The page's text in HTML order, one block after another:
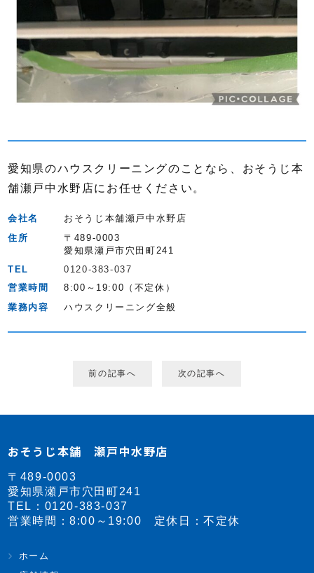
愛知県のハウスクリーニングのことなら、おそうじ本
舗瀬戸中水野店にお任せください。
会社名
おそうじ本舗瀬戸中水野店
住所
〒489-0003
愛知県瀬戸市穴田町241
TEL
0120-383-037
営業時間
8:00～19:00（不定休）
業務内容
ハウスクリーニング全般
前の記事へ 次の記事へ
おそうじ本舗 瀬戸中水野店
〒489-0003
愛知県瀬戸市穴田町241
TEL： 0120-383-037
営業時間：8:00～19:00 定休日：不定休
ホーム